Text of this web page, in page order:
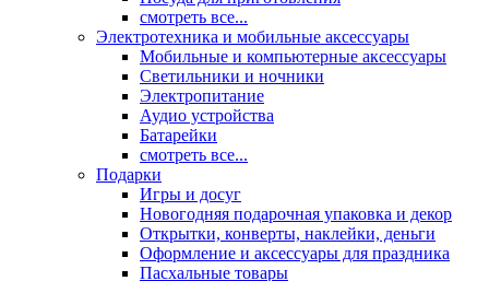
смотреть все...
Электротехника и мобильные аксессуары
Мобильные и компьютерные аксессуары
Светильники и ночники
Электропитание
Аудио устройства
Батарейки
смотреть все...
Подарки
Игры и досуг
Новогодняя подарочная упаковка и декор
Открытки, конверты, наклейки, деньги
Оформление и аксессуары для праздника
Пасхальные товары